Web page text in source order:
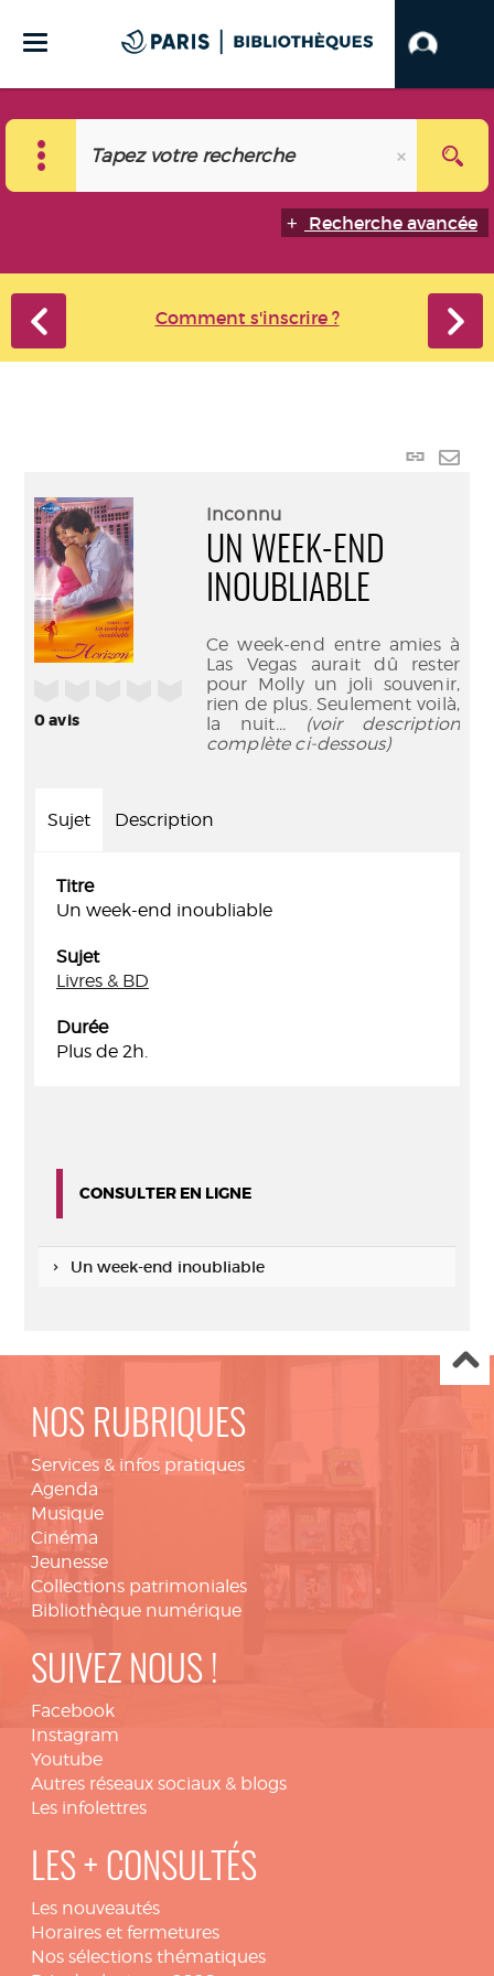
Recherche avancée
Comment s'inscrire ?
Lien
0avis
Inconnu
UN WEEK-END
INOUBLIABLE
Ce week-end entre amies à
Las Vegas aurait dû rester
pour Molly un joli souvenir,
rien de plus. Seulement voilà,
la nuit... (voir description
complète ci-dessous)
Sujet Description
Titre
Un week-end inoubliable
Sujet
Livres & BD
Durée
Plus de 2h.
CONSULTER EN LIGNE
Un week-end inoubliable
NOS RUBRIQUES
Services & infos pratiques
Agenda
Musique
Cinéma
Jeunesse
Collections patrimoniales
Bibliothèque numérique
SUIVEZ NOUS !
Facebook
Instagram
Youtube
Autres réseaux sociaux & blogs
Les infolettres
LES + CONSULTÉS
Les nouveautés
Horaires et fermetures
Nos sélections thématiques